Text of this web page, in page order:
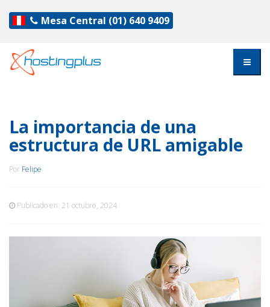
Mesa Central (01) 640 9409
La importancia de una
estructura de URL amigable
Por Felipe
Publicado en: 21 octubre, 2024